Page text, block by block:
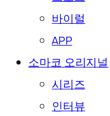
바이럴
APP
소마코 오리지널
시리즈
인터뷰